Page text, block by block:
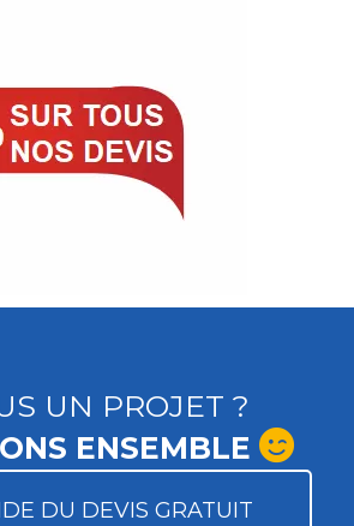
UN PROJET ?
ENSEMBLE
DU DEVIS GRATUIT